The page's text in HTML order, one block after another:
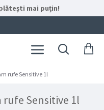
mai puțin!
rufe Sensitive 1l
rufe Sensitive 1l